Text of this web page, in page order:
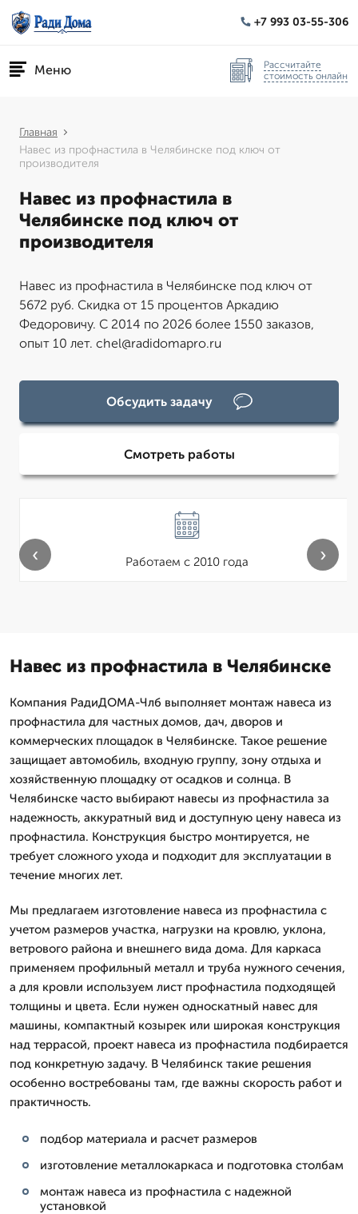
+7 993 03-55-306
Меню
Рассчитайте
стоимость онлайн
Главная
Навес из профнастила в Челябинске под ключ от
производителя
Навес из профнастила в
Челябинске под ключ от
производителя
Навес из профнастила в Челябинске под ключ от
5672 руб. Скидка от 15 процентов Аркадию
Федоровичу. С 2014 по 2026 более 1550 заказов,
опыт 10 лет. chel@radidomapro.ru
Обсудить задачу
Смотреть работы
Работаем с 2010 года
‹ ›
Навес из профнастила в Челябинске
Компания РадиДОМА-Члб выполняет монтаж навеса из
профнастила для частных домов, дач, дворов и
коммерческих площадок в Челябинске. Такое решение
защищает автомобиль, входную группу, зону отдыха и
хозяйственную площадку от осадков и солнца. В
Челябинске часто выбирают навесы из профнастила за
надежность, аккуратный вид и доступную цену навеса из
профнастила. Конструкция быстро монтируется, не
требует сложного ухода и подходит для эксплуатации в
течение многих лет.
Мы предлагаем изготовление навеса из профнастила с
учетом размеров участка, нагрузки на кровлю, уклона,
ветрового района и внешнего вида дома. Для каркаса
применяем профильный металл и труба нужного сечения,
а для кровли используем лист профнастила подходящей
толщины и цвета. Если нужен односкатный навес для
машины, компактный козырек или широкая конструкция
над террасой, проект навеса из профнастила подбирается
под конкретную задачу. В Челябинск такие решения
особенно востребованы там, где важны скорость работ и
практичность.
подбор материала и расчет размеров
изготовление металлокаркаса и подготовка столбам
монтаж навеса из профнастила с надежной
установкой